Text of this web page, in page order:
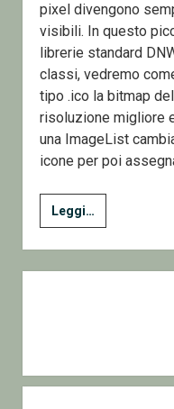
pixel divengono
visibili. In questo
librerie standard
classi, vedremo
tipo .ico la bitmap
risoluzione migliore
una ImageList
icone per poi
Leggi…
e
Toolstrip
–